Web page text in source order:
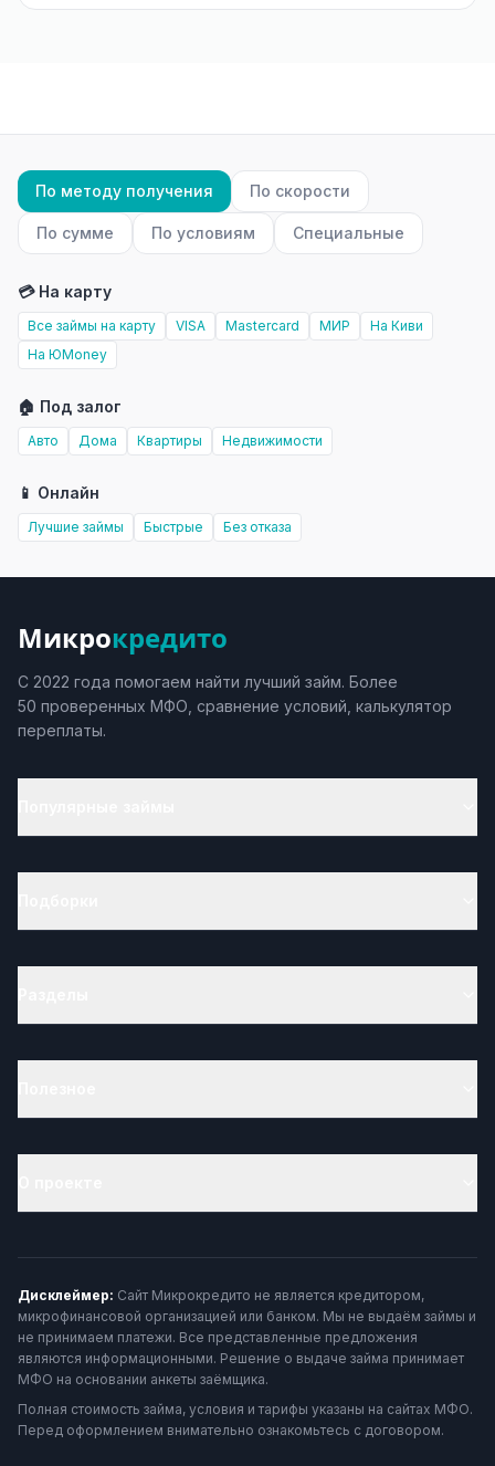
По методу получения По скорости
По сумме По условиям Специальные
💳 На карту
Все займы на карту VISA Mastercard МИР
На Киви
На ЮMoney
🏠 Под залог
Авто Дома Квартиры Недвижимости
📱 Онлайн
Лучшие займы Быстрые Без отказа
Микрокредито
С 2022 года помогаем найти лучший займ. Более
50 проверенных МФО, сравнение условий, калькулятор
переплаты.
Дисклеймер: Сайт Микрокредито не является кредитором,
микрофинансовой организацией или банком. Мы не выдаём займы и
не принимаем платежи. Все представленные предложения
являются информационными. Решение о выдаче займа принимает
МФО на основании анкеты заёмщика.
Полная стоимость займа, условия и тарифы указаны на сайтах МФО.
Перед оформлением внимательно ознакомьтесь с договором.